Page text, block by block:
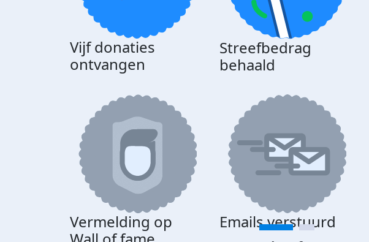
Vijf donaties
ontvangen
Streefbedrag
behaald
Vermelding op
Emails verstuurd